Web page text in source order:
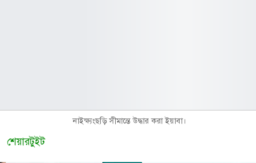
নাইক্ষ্যংছড়ি সীমান্তে উদ্ধার করা ইয়াবা।
শেয়ারটুইট